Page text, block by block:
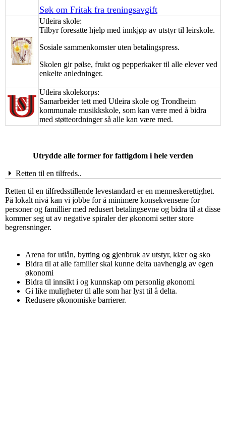
Søk om Fritak fra treningsavgift
Utleira skole:
Tilbyr foresatte hjelp med innkjøp av utstyr til leirskole.
Sosiale sammenkomster uten betalingspress.
Skolen gir pølse, frukt og pepperkaker til alle elever ved
enkelte anledninger.
Utleira skolekorps:
Samarbeider tett med Utleira skole og Trondheim
kommunale musikkskole, som kan være med å bidra
med støtteordninger så alle kan være med.
Utrydde alle former for fattigdom i hele verden
Retten til en tilfreds..
Retten til en tilfredsstillende levestandard er en menneskerettighet.
På lokalt nivå kan vi jobbe for å minimere konsekvensene for
personer og famillier med redusert betalingsevne og bidra til at disse
kommer seg ut av negative spiraler der økonomi setter store
begrensninger.
Arena for utlån, bytting og gjenbruk av utstyr, klær og sko
Bidra til at alle familier skal kunne delta uavhengig av egen
økonomi
Bidra til innsikt i og kunnskap om personlig økonomi
Gi like muligheter til alle som har lyst til å delta.
Redusere økonomiske barrierer.